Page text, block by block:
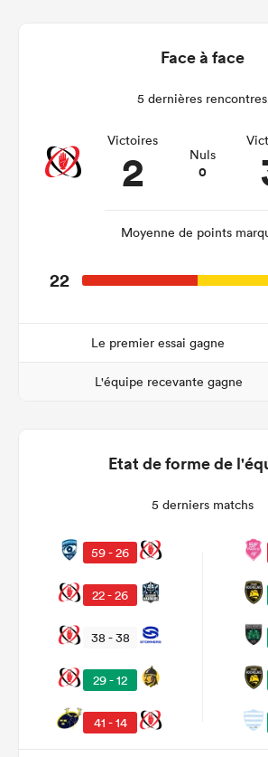
Face à face
5 dernières rencontres
Victoires
2 Nuls
0
Moyenne de points
22
Le premier essai gagne
L'équipe recevante gagne
Etat de forme de
5 derniers matchs
59 - 26
22 - 26
38 - 38
29 - 12
41 - 14